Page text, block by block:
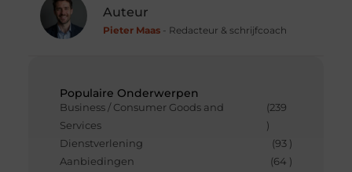
Populaire Onderwerpen
Business / Consumer Goods and
Services
(239
)
Dienstverlening
(93 )
Aanbiedingen
(64 )
Auteur
Pieter Maas- Redacteur & schrijfcoach